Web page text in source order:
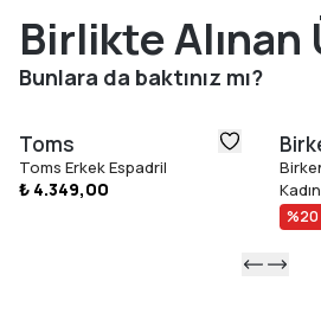
Birlikte
Bunlara da baktınız mı?
Toms
Toms Erkek Espadril
₺ 4.349,00
%20